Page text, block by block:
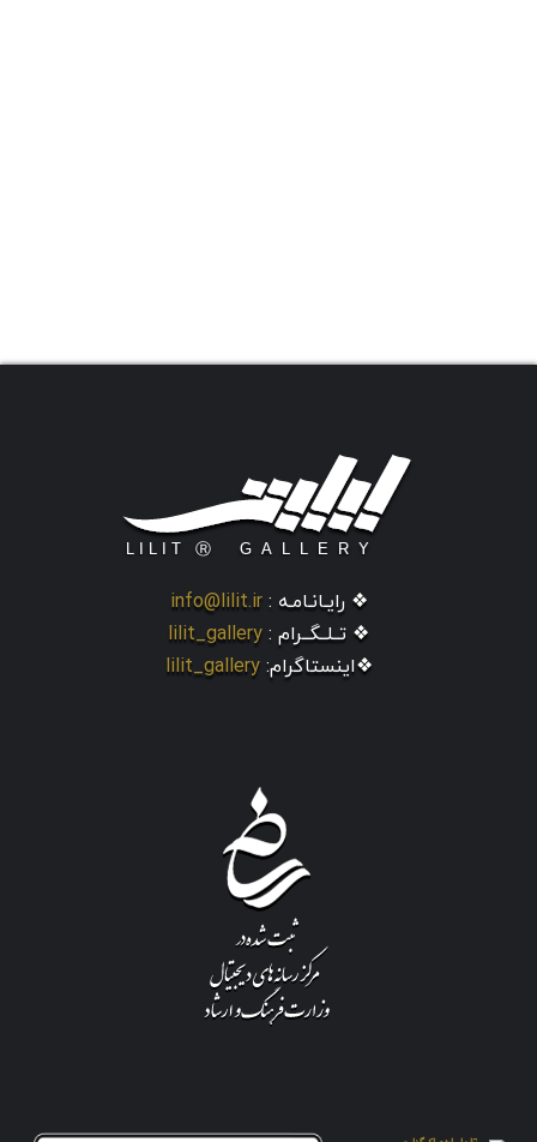
❖ رایـانـامـه : info@lilit.ir
❖ تــلــگــرام : lilit_gallery
❖اینستاگرام: lilit_gallery